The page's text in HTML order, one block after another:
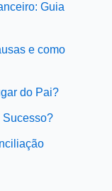
Guia
e como
do Pai?
Sucesso?